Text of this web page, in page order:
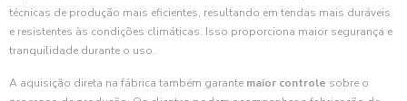
técnicas de produção mais eficientes, resultando em tendas mais duráveis
e resistentes às condições climáticas. Isso proporciona maior segurança e
tranquilidade durante o uso.
A aquisição direta na fábrica também garante maior controle sobre o